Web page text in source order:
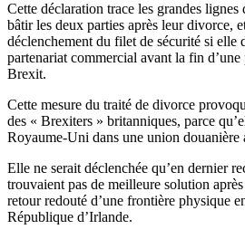
Cette déclaration trace les grandes
bâtir les deux parties après leur divorce,
déclenchement du filet de sécurité si elle
partenariat commercial avant la fin
Brexit.
Cette mesure du traité de divorce
des « Brexiters » britanniques, parce
Royaume-Uni dans une union douanière
Elle ne serait déclenchée qu’en dernier
trouvaient pas de meilleure solution
retour redouté d’une frontière physique
République d’Irlande.